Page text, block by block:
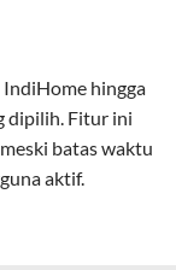
lancar.
koneksi
hingga
dipilih. Fitur ini
batas waktu
aktif.